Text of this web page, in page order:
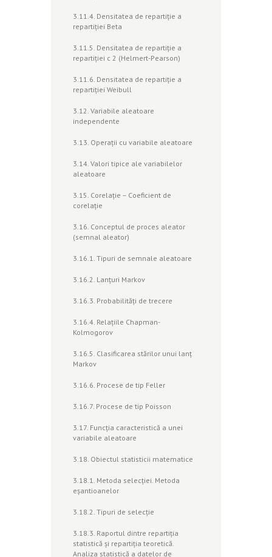
3.11.4. Densitatea de repartiţie a
repartiţiei Beta
3.11.5. Densitatea de repartiţie a
repartiţiei c 2 (Helmert-Pearson)
3.11.6. Densitatea de repartiţie a
repartiţiei Weibull
3.12. Variabile aleatoare
independente
3.13. Operaţii cu variabile aleatoare
3.14. Valori tipice ale variabilelor
aleatoare
3.15. Corelaţie – Coeficient de
corelaţie
3.16. Conceptul de proces aleator
(semnal aleator)
3.16.1. Tipuri de semnale aleatoare
3.16.2. Lanţuri Markov
3.16.3. Probabilităţi de trecere
3.16.4. Relaţiile Chapman-
Kolmogorov
3.16.5. Clasificarea stărilor unui lanţ
Markov
3.16.6. Procese de tip Feller
3.16.7. Procese de tip Poisson
3.17. Funcţia caracteristică a unei
variabile aleatoare
3.18. Obiectul statisticii matematice
3.18.1. Metoda selecţiei. Metoda
eşantioanelor
3.18.2. Tipuri de selecţie
3.18.3. Raportul dintre repartiţia
statistică şi repartiţia teoretică.
Analiza statistică a datelor de